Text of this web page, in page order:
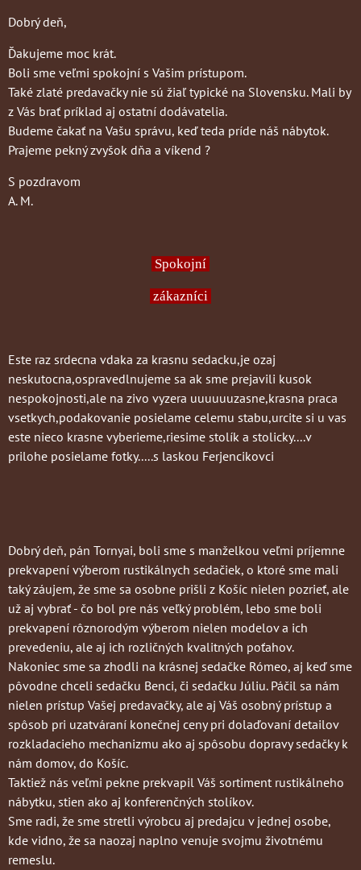
Dobrý deň,
Ďakujeme moc krát.
Boli sme veľmi spokojní s Vašim prístupom.
Také zlaté predavačky nie sú žiaľ typické na Slovensku. Mali by
z Vás brať príklad aj ostatní dodávatelia.
Budeme čakať na Vašu správu, keď teda príde náš nábytok.
Prajeme pekný zvyšok dňa a víkend ?
S pozdravom
A. M.
Spokojní
zákazníci
Este raz srdecna vdaka za krasnu sedacku,je ozaj
neskutocna,ospravedlnujeme sa ak sme prejavili kusok
nespokojnosti,ale na zivo vyzera uuuuuuzasne,krasna praca
vsetkych,podakovanie posielame celemu stabu,urcite si u vas
este nieco krasne vyberieme,riesime stolík a stolicky....v
prilohe posielame fotky.....s laskou Ferjencikovci
Dobrý deň, pán Tornyai, boli sme s manželkou veľmi príjemne
prekvapení výberom rustikálnych sedačiek, o ktoré sme mali
taký záujem, že sme sa osobne prišli z Košíc nielen pozrieť, ale
už aj vybrať - čo bol pre nás veľký problém, lebo sme boli
prekvapení rôznorodým výberom nielen modelov a ich
prevedeniu, ale aj ich rozličných kvalitných poťahov.
Nakoniec sme sa zhodli na krásnej sedačke Rómeo, aj keď sme
pôvodne chceli sedačku Benci, či sedačku Júliu. Páčil sa nám
nielen prístup Vašej predavačky, ale aj Váš osobný prístup a
spôsob pri uzatváraní konečnej ceny pri dolaďovaní detailov
rozkladacieho mechanizmu ako aj spôsobu dopravy sedačky k
nám domov, do Košíc.
Taktiež nás veľmi pekne prekvapil Váš sortiment rustikálneho
nábytku, stien ako aj konferenčných stolíkov.
Sme radi, že sme stretli výrobcu aj predajcu v jednej osobe,
kde vidno, že sa naozaj naplno venuje svojmu životnému
remeslu.